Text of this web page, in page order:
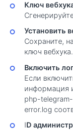
Ключ
Установить
Сохраните,
ключ вебхука.
Включить
Если
информация
php-
error.log
ID